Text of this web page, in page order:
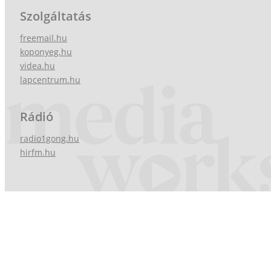
Szolgáltatás
freemail.hu
koponyeg.hu
videa.hu
lapcentrum.hu
Rádió
radio1gong.hu
hirfm.hu